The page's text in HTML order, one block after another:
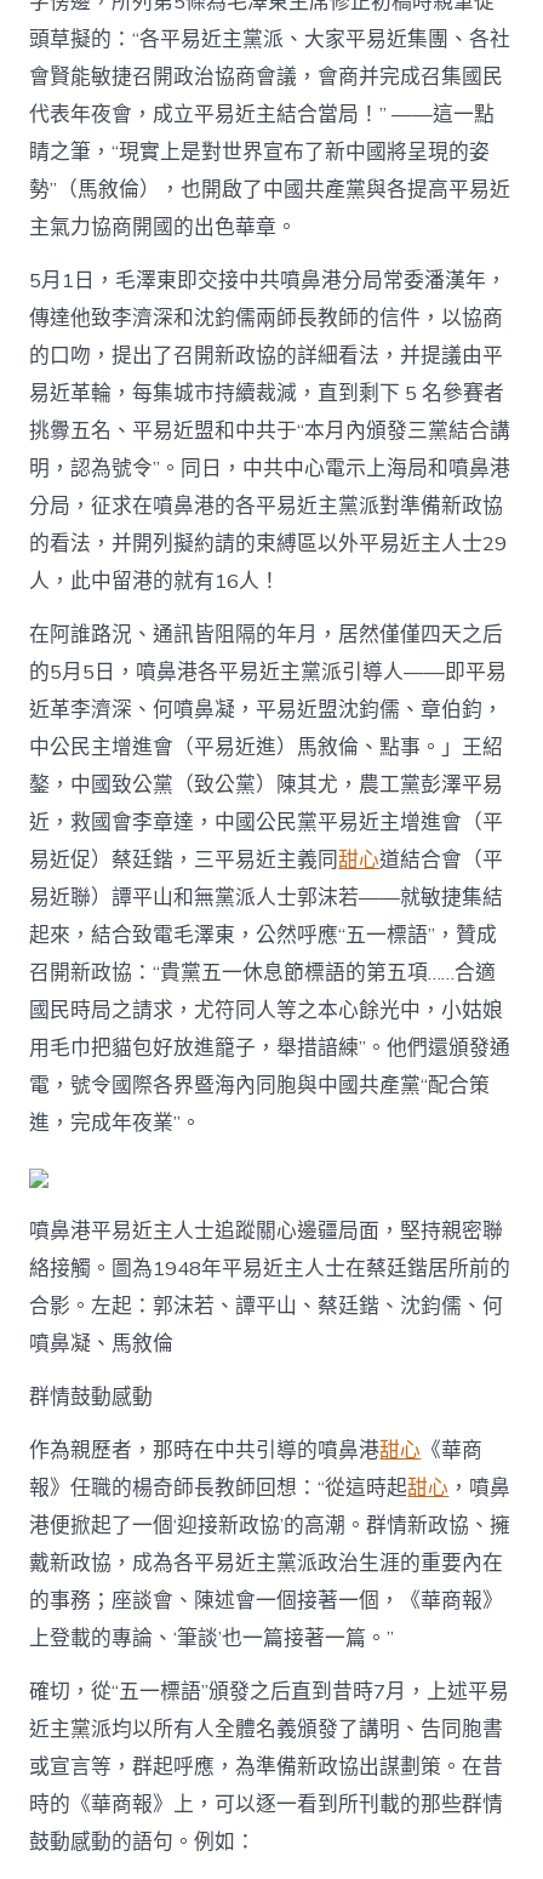
頭草擬的：“各平易近主黨派、大家平易近集團、各社
會賢能敏捷召開政治協商會議，會商并完成召集國民
代表年夜會，成立平易近主結合當局！” ——這一點
睛之筆，“現實上是對世界宣布了新中國將呈現的姿
勢”（馬敘倫），也開啟了中國共產黨與各提高平易近
主氣力協商開國的出色華章。
5月1日，毛澤東即交接中共噴鼻港分局常委潘漢年，
傳達他致李濟深和沈鈞儒兩師長教師的信件，以協商
的口吻，提出了召開新政協的詳細看法，并提議由平
易近革輪，每集城市持續裁減，直到剩下 5 名參賽者
挑釁五名、平易近盟和中共于“本月內頒發三黨結合講
明，認為號令”。同日，中共中心電示上海局和噴鼻港
分局，征求在噴鼻港的各平易近主黨派對準備新政協
的看法，并開列擬約請的束縛區以外平易近主人士29
人，此中留港的就有16人！
在阿誰路況、通訊皆阻隔的年月，居然僅僅四天之后
的5月5日，噴鼻港各平易近主黨派引導人——即平易
近革李濟深、何噴鼻凝，平易近盟沈鈞儒、章伯鈞，
中公民主增進會（平易近進）馬敘倫、點事。」王紹
鏊，中國致公黨（致公黨）陳其尤，農工黨彭澤平易
近，救國會李章達，中國公民黨平易近主增進會（平
易近促）蔡廷鍇，三平易近主義同甜心道結合會（平
易近聯）譚平山和無黨派人士郭沫若——就敏捷集結
起來，結合致電毛澤東，公然呼應“五一標語”，贊成
召開新政協：“貴黨五一休息節標語的第五項……合適
國民時局之請求，尤符同人等之本心餘光中，小姑娘
用毛巾把貓包好放進籠子，舉措諳練”。他們還頒發通
電，號令國際各界暨海內同胞與中國共產黨“配合策
進，完成年夜業”。
噴鼻港平易近主人士追蹤關心邊疆局面，堅持親密聯
絡接觸。圖為1948年平易近主人士在蔡廷鍇居所前的
合影。左起：郭沫若、譚平山、蔡廷鍇、沈鈞儒、何
噴鼻凝、馬敘倫
群情鼓動感動
作為親歷者，那時在中共引導的噴鼻港甜心 《華商
報》任職的楊奇師長教師回想：“從這時起甜心 ，噴鼻
港便掀起了一個‘迎接新政協’的高潮。群情新政協、擁
戴新政協，成為各平易近主黨派政治生涯的重要內在
的事務；座談會、陳述會一個接著一個，《華商報》
上登載的專論、‘筆談’也一篇接著一篇。”
確切，從“五一標語”頒發之后直到昔時7月，上述平易
近主黨派均以所有人全體名義頒發了講明、告同胞書
或宣言等，群起呼應，為準備新政協出謀劃策。在昔
時的《華商報》上，可以逐一看到所刊載的那些群情
鼓動感動的語句。例如：